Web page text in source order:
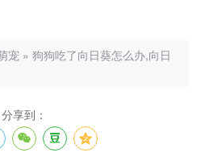
宠 » 狗狗吃了向日葵怎么办,向日
分享到：